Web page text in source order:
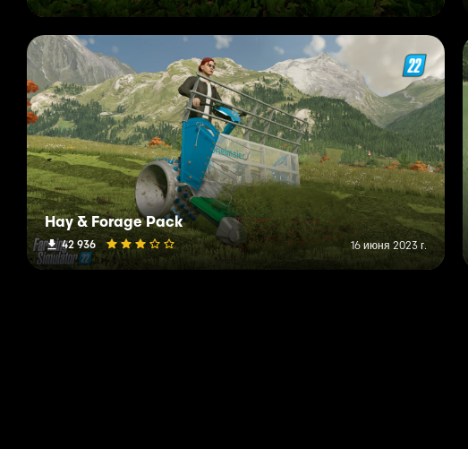
Hay & Forage Pack
42 936 16 июня 2023 г.